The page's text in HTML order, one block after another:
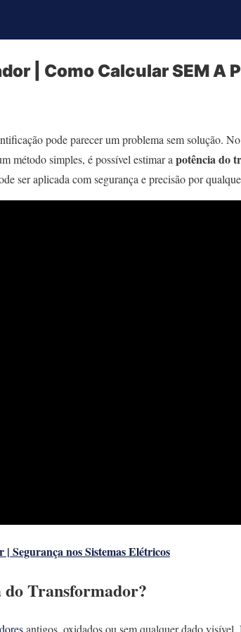
| Como Calcular SEM A
pode parecer um problema sem solução.
método simples, é possível estimar a potência do
ser aplicada com segurança e precisão por
Segurança nos Sistemas Elétricos
Transformador?
antigos, oxidados ou sem qualquer dado visível.